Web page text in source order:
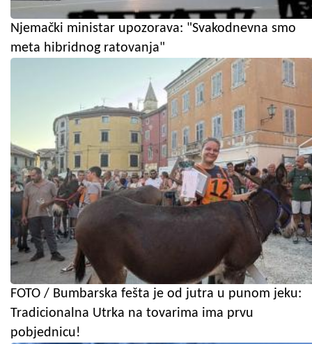
Njemački ministar upozorava: "Svakodnevna smo
meta hibridnog ratovanja"
FOTO / Bumbarska fešta je od jutra u punom jeku:
Tradicionalna Utrka na tovarima ima prvu
pobjednicu!